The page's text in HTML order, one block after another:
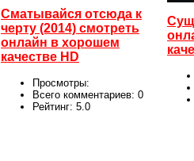
Сматывайся отсюда к
черту (2014) смотреть
онлайн в хорошем
качестве HD
Просмотры:
Всего комментариев: 0
Рейтинг: 5.0